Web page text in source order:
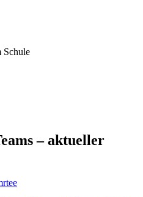
Schule
– aktueller